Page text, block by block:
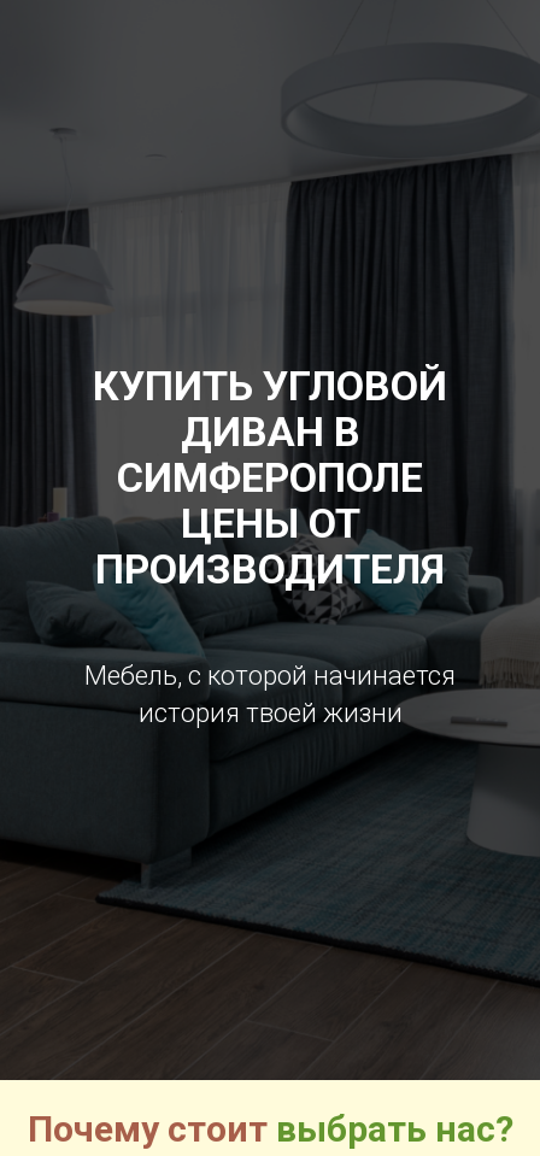
КУПИТЬ УГЛОВОЙ
ДИВАН В
СИМФЕРОПОЛЕ
ЦЕНЫ ОТ
ПРОИЗВОДИТЕЛЯ
Мебель, с которой начинается
история твоей жизни
Почему стоит выбрать нас?